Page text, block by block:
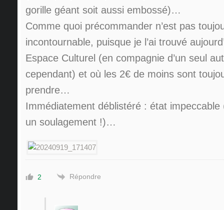
gorille géant soit aussi embossé)…
Comme quoi précommander n’est pas
incontournable, puisque je l’ai trouvé
Espace Culturel (en compagnie d’un seul
cependant) et où les 2€ de moins sont
prendre…
Immédiatement déblistéré : état impeccable
un soulagement !)…
2 Répondre